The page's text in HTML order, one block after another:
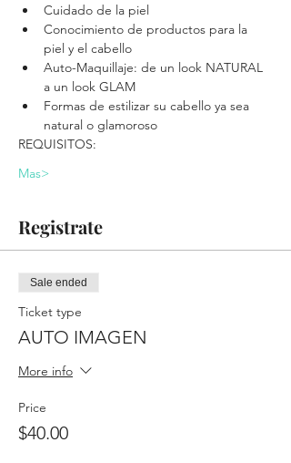
Cuidado de la piel
Conocimiento de productos para la
piel y el cabello
Auto-Maquillaje: de un look NATURAL
a un look GLAM
Formas de estilizar su cabello ya sea
natural o glamoroso
REQUISITOS:
Mas>
Registrate
Sale ended
Ticket type
AUTO IMAGEN
More info
Price
$40.00